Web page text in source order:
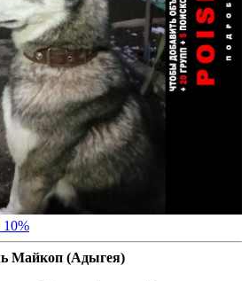
Майкоп (Адыгея)